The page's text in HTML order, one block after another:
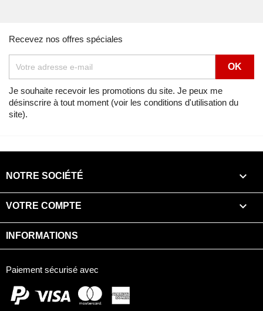
BATTERIE
Lien
Voir
Africa Twin 750 SHASTA WHITE (NH138H) de 1992
Vue éclatée
BATTERIE
Lien
Lien
Voir
CBF125 CANDY BLAZING RED (R195) de 2015
Lien
Lien
Voir
Recevez nos offres spéciales
Je souhaite recevoir les promotions du site. Je peux me
désinscrire à tout moment (voir les conditions d'utilisation du
site).
NOTRE SOCIÉTÉ 
VOTRE COMPTE 
INFORMATIONS
Paiement sécurisé avec